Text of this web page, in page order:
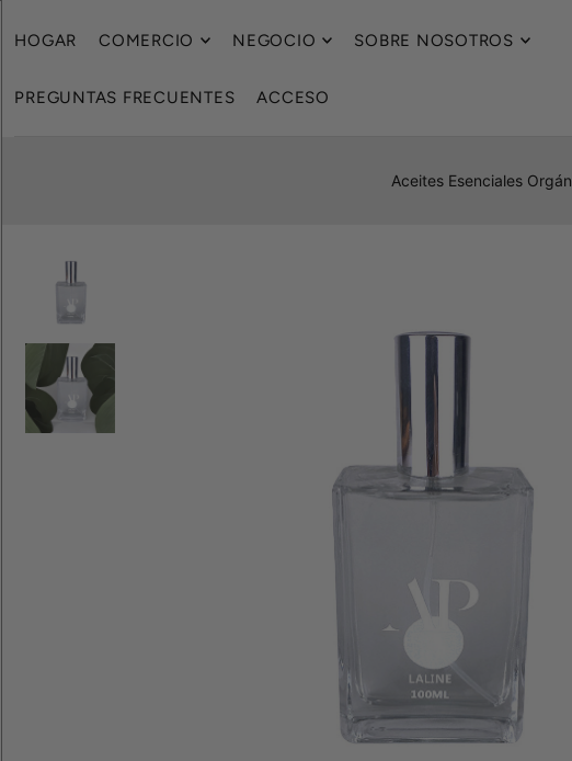
HOGAR COMERCIO NEGOCIO SOBRE NOSOTROS
PREGUNTAS FRECUENTES ACCESO
Aceites Esenciales